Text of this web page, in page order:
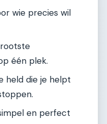
wie precies wil
één plek.
held die je helpt
en perfect